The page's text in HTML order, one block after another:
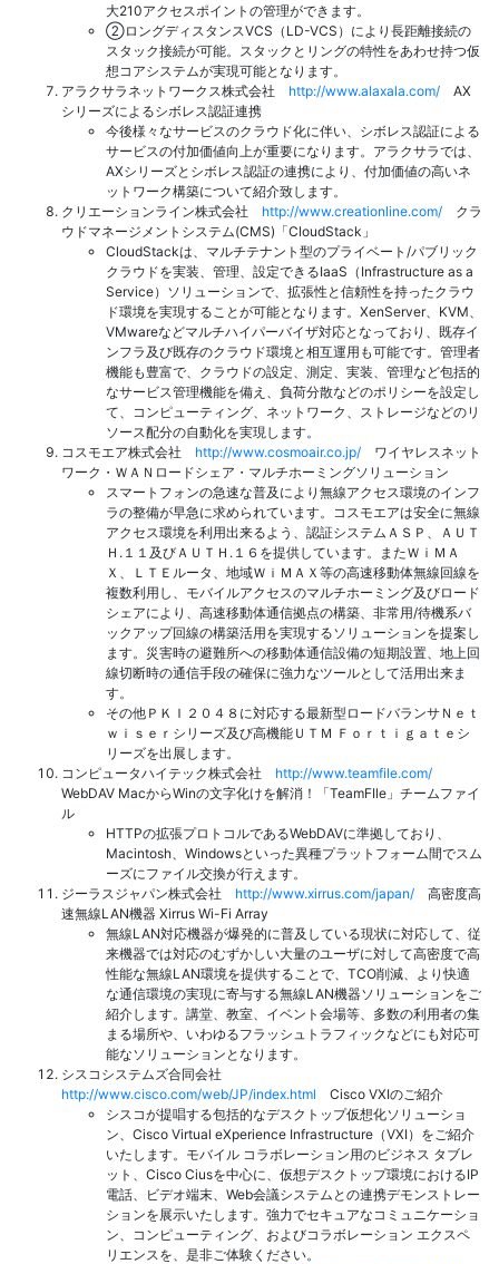
大210アクセスポイントの管理ができます。
②ロングディスタンスVCS（LD-VCS）により長距離接続の
スタック接続が可能。スタックとリングの特性をあわせ持つ仮
想コアシステムが実現可能となります。
アラクサラネットワークス株式会社 http://www.alaxala.com/ AX
シリーズによるシボレス認証連携
今後様々なサービスのクラウド化に伴い、シボレス認証による
サービスの付加価値向上が重要になります。アラクサラでは、
AXシリーズとシボレス認証の連携により、付加価値の高いネ
ットワーク構築について紹介致します。
クリエーションライン株式会社 http://www.creationline.com/ クラ
ウドマネージメントシステム(CMS)「CloudStack」
CloudStackは、マルチテナント型のプライベート/パブリック
クラウドを実装、管理、設定できるIaaS（Infrastructure as a
Service）ソリューションで、拡張性と信頼性を持ったクラウ
ド環境を実現することが可能となります。XenServer、KVM、
VMwareなどマルチハイパーバイザ対応となっており、既存イ
ンフラ及び既存のクラウド環境と相互運用も可能です。管理者
機能も豊富で、クラウドの設定、測定、実装、管理など包括的
なサービス管理機能を備え、負荷分散などのポリシーを設定し
て、コンピューティング、ネットワーク、ストレージなどのリ
ソース配分の自動化を実現します。
コスモエア株式会社 http://www.cosmoair.co.jp/ ワイヤレスネット
ワーク・ＷＡＮロードシェア・マルチホーミングソリューション
スマートフォンの急速な普及により無線アクセス環境のインフ
ラの整備が早急に求められています。コスモエアは安全に無線
アクセス環境を利用出来るよう、認証システムＡＳＰ、ＡＵＴ
Ｈ.１１及びＡＵＴＨ.１６を提供しています。またＷｉＭＡ
Ｘ、ＬＴＥルータ、地域ＷｉＭＡＸ等の高速移動体無線回線を
複数利用し、モバイルアクセスのマルチホーミング及びロード
シェアにより、高速移動体通信拠点の構築、非常用/待機系バ
ックアップ回線の構築活用を実現するソリューションを提案し
ます。災害時の避難所への移動体通信設備の短期設置、地上回
線切断時の通信手段の確保に強力なツールとして活用出来ま
す。
その他ＰＫＩ２０４８に対応する最新型ロードバランサＮｅｔ
ｗｉｓｅｒシリーズ及び高機能ＵＴＭ Ｆｏｒｔｉｇａｔｅシ
リーズを出展します。
コンピュータハイテック株式会社 http://www.teamfile.com/
WebDAV MacからWinの文字化けを解消！「TeamFIle」チームファイ
ル
HTTPの拡張プロトコルであるWebDAVに準拠しており、
Macintosh、Windowsといった異種プラットフォーム間でスム
ーズにファイル交換が行えます。
ジーラスジャパン株式会社 http://www.xirrus.com/japan/ 高密度高
速無線LAN機器 Xirrus Wi-Fi Array
無線LAN対応機器が爆発的に普及している現状に対応して、従
来機器では対応のむずかしい大量のユーザに対して高密度で高
性能な無線LAN環境を提供することで、TCO削減、より快適
な通信環境の実現に寄与する無線LAN機器ソリューションをご
紹介します。講堂、教室、イベント会場等、多数の利用者の集
まる場所や、いわゆるフラッシュトラフィックなどにも対応可
能なソリューションとなります。
シスコシステムズ合同会社
http://www.cisco.com/web/JP/index.html Cisco VXIのご紹介
シスコが提唱する包括的なデスクトップ仮想化ソリューショ
ン、Cisco Virtual eXperience Infrastructure（VXI）をご紹介
いたします。モバイル コラボレーション用のビジネス タブレ
ット、Cisco Ciusを中心に、仮想デスクトップ環境におけるIP
電話、ビデオ端末、Web会議システムとの連携デモンストレー
ションを展示いたします。強力でセキュアなコミュニケーショ
ン、コンピューティング、およびコラボレーション エクスペ
リエンスを、是非ご体験ください。